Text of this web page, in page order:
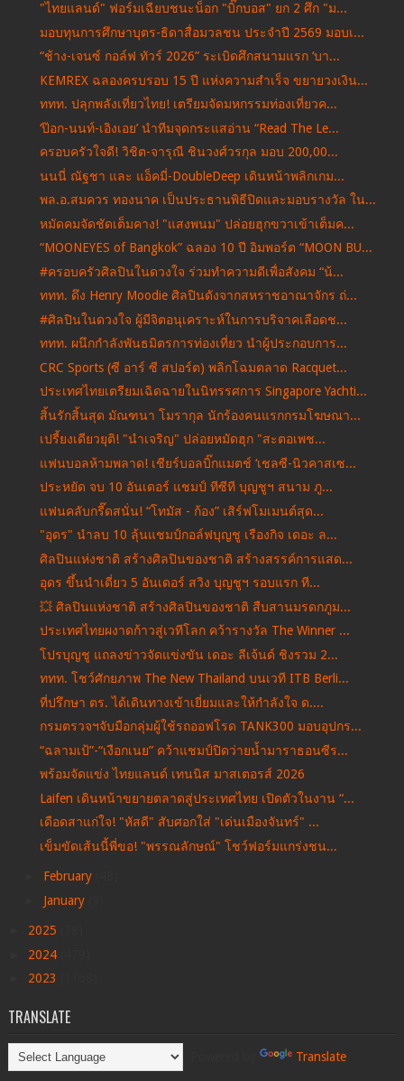
"ไทยแลนด์" ฟอร์มเฉียบชนะน็อก "บิ๊กบอส" ยก 2 ศึก "ม...
มอบทุนการศึกษาบุตร-ธิดาสื่อมวลชน ประจำปี 2569 มอบเ...
“ช้าง-เจนซ์ กอล์ฟ ทัวร์ 2026” ระเบิดศึกสนามแรก ‘บา...
KEMREX ฉลองครบรอบ 15 ปี แห่งความสำเร็จ ขยายวงเงิน...
ททท. ปลุกพลังเที่ยวไทย! เตรียมจัดมหกรรมท่องเที่ยวค...
‘ป๊อก-นนท์-เอิงเอย’ นำทีมจุดกระแสอ่าน “Read The Le...
ครอบครัวใจดี! วิชิต-จารุณี ชินวงศ์วรกุล มอบ 200,00...
นนนี่ ณัฐชา และ แอ็คมี่-DoubleDeep เดินหน้าพลิกเกม...
พล.อ.สมควร ทองนาค เป็นประธานพิธีปิดและมอบรางวัล ใน...
หมัดคมจัดชัดเต็มคาง! "แสงพนม" ปล่อยฮุกขวาเข้าเต็มค...
“MOONEYES of Bangkok” ฉลอง 10 ปี อิมพอร์ต “MOON BU...
#ครอบครัวศิลปินในดวงใจ ร่วมทำความดีเพื่อสังคม “น้...
ททท. ดึง Henry Moodie ศิลปินดังจากสหราชอาณาจักร ถ่...
#ศิลปินในดวงใจ ผู้มีจิตอนุเคราะห์ในการบริจาคเลือดช...
ททท. ผนึกกำลังพันธมิตรการท่องเที่ยว นำผู้ประกอบการ...
CRC Sports (ซี อาร์ ซี สปอร์ต) พลิกโฉมตลาด Racquet...
ประเทศไทยเตรียมเฉิดฉายในนิทรรศการ Singapore Yachti...
สิ้นรักสิ้นสุด มัณฑนา โมรากุล นักร้องคนแรกกรมโฆษณา...
เปรี้ยงเดียวยุติ! "นําเจริญ" ปล่อยหมัดฮุก "สะตอเพช...
แฟนบอลห้ามพลาด! เชียร์บอลบิ๊กแมตช์ ‘เชลซี-นิวคาสเซ...
ประหยัด จบ 10 อันเดอร์ แชมป์ ทีซีที บุญชูฯ สนาม ภู...
แฟนคลับกรี๊ดสนั่น! “โทมัส - ก้อง” เสิร์ฟโมเมนต์สุด...
"อุดร" นำลบ 10 ลุ้นแชมป์กอล์ฟบุญชู เรืองกิจ เดอะ ล...
ศิลปินแห่งชาติ สร้างศิลปินของชาติ สร้างสรรค์การแสด...
อุดร ขึ้นนำเดี่ยว 5 อันเดอร์ สวิง บุญชูฯ รอบแรก ที...
💥 ศิลปินแห่งชาติ สร้างศิลปินของชาติ สืบสานมรดกภูม...
ประเทศไทยผงาดก้าวสู่เวทีโลก คว้ารางวัล The Winner ...
โปรบุญชู แถลงข่าวจัดแข่งขัน เดอะ ลีเจ้นด์ ชิงรวม 2...
ททท. โชว์ศักยภาพ The New Thailand บนเวที ITB Berli...
ที่ปรึกษา ตร. ได้เดินทางเข้าเยี่ยมและให้กำลังใจ ด....
กรมตรวจฯจับมือกลุ่มผู้ใช้รถออฟโรด TANK300 มอบอุปกร...
“ฉลามเป้”-“เงือกเนย” คว้าแชมป์ปิดว่ายน้ำมาราธอนซีร...
พร้อมจัดแข่ง ไทยแลนด์ เทนนิส มาสเตอรส์ 2026
Laifen เดินหน้าขยายตลาดสู่ประเทศไทย เปิดตัวในงาน “...
เดือดสาแก่ใจ! "หัสดี" สับศอกใส่ "เด่นเมืองจันทร์" ...
เข็มขัดเส้นนี้พี่ขอ! "พรรณลักษณ์" โชว์ฟอร์มแกร่งชน...
February
January
2025
2024
2023
TRANSLATE
Translate